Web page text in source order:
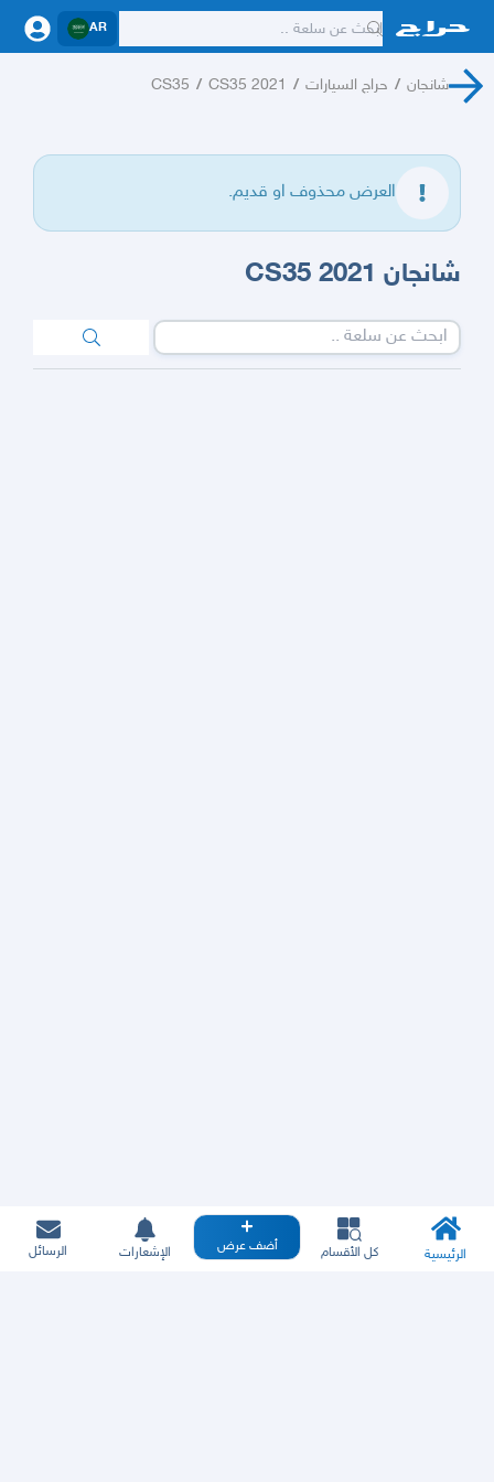
AR
شانجان / حراج السيارات /
CS35 2021
/
CS35
العرض محذوف او قديم.
شانجان CS35 2021
الرئيسية كل الأقسام أضف عرض الإشعارات الرسائل